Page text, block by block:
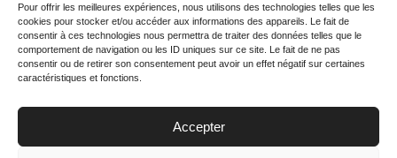
Pour offrir les meilleures expériences, nous utilisons des technologies telles que les
cookies pour stocker et/ou accéder aux informations des appareils. Le fait de
consentir à ces technologies nous permettra de traiter des données telles que le
comportement de navigation ou les ID uniques sur ce site. Le fait de ne pas
consentir ou de retirer son consentement peut avoir un effet négatif sur certaines
caractéristiques et fonctions.
Accepter
Rechercher votre
programme
Votre soirée :